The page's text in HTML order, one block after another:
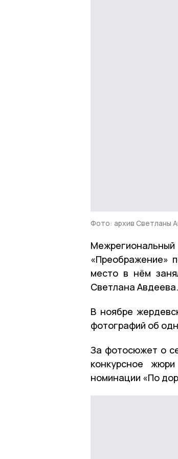
Фото: архив Светланы
«Преображение»
место в нём
Светлана Авдеева.
В ноябре
фотографий об
За фотосюжет о
конкурсное
номинации «По